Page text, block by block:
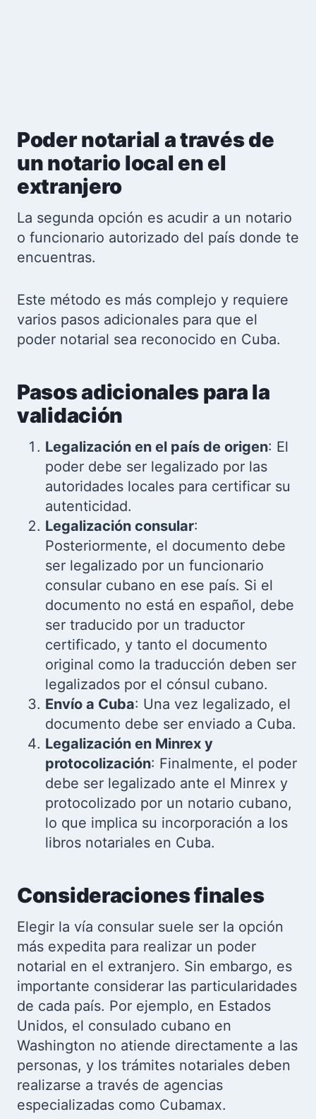
Poder notarial a través de
un notario local en el
extranjero
La segunda opción es acudir a un notario
o funcionario autorizado del país donde te
encuentras.
Este método es más complejo y requiere
varios pasos adicionales para que el
poder notarial sea reconocido en Cuba.
Pasos adicionales para la
validación
Legalización en el país de origen: El
poder debe ser legalizado por las
autoridades locales para certificar su
autenticidad.
Legalización consular:
Posteriormente, el documento debe
ser legalizado por un funcionario
consular cubano en ese país. Si el
documento no está en español, debe
ser traducido por un traductor
certificado, y tanto el documento
original como la traducción deben ser
legalizados por el cónsul cubano.
Envío a Cuba: Una vez legalizado, el
documento debe ser enviado a Cuba.
Legalización en Minrex y
protocolización: Finalmente, el poder
debe ser legalizado ante el Minrex y
protocolizado por un notario cubano,
lo que implica su incorporación a los
libros notariales en Cuba.
Consideraciones finales
Elegir la vía consular suele ser la opción
más expedita para realizar un poder
notarial en el extranjero. Sin embargo, es
importante considerar las particularidades
de cada país. Por ejemplo, en Estados
Unidos, el consulado cubano en
Washington no atiende directamente a las
personas, y los trámites notariales deben
realizarse a través de agencias
especializadas como Cubamax.